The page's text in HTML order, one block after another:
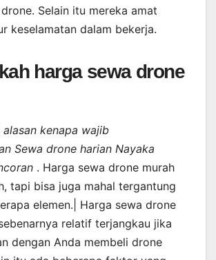
Selain itu mereka amat
keselamatan dalam bekerja.
harga sewa drone
kenapa wajib
Sewa drone harian Nayaka
. Harga sewa drone murah
tapi bisa juga mahal tergantung
elemen.| Harga sewa drone
relatif terjangkau jika
dengan Anda membeli drone